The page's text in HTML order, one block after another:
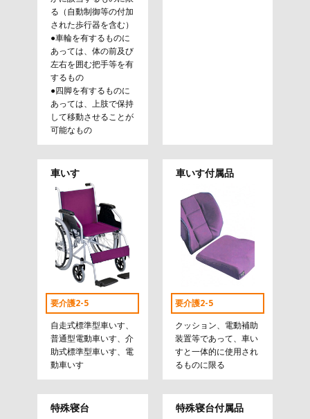
る（自動制御等の付加
された歩行器を含む）
●車輪を有するものに
あっては、体の前及び
左右を囲む把手等を有
するもの
●四脚を有するものに
あっては、上肢で保持
して移動させることが
可能なもの
車いす
要介護2-5
自走式標準型車いす、
普通型電動車いす、介
助式標準型車いす、電
動車いす
車いす付属品
要介護2-5
クッション、電動補助
装置等であって、車い
すと一体的に使用され
るものに限る
特殊寝台 特殊寝台付属品